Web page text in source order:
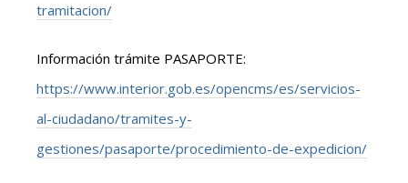
tramitacion/
Información trámite PASAPORTE:
https://www.interior.gob.es/opencms/es/servicios-
al-ciudadano/tramites-y-
gestiones/pasaporte/procedimiento-de-expedicion/